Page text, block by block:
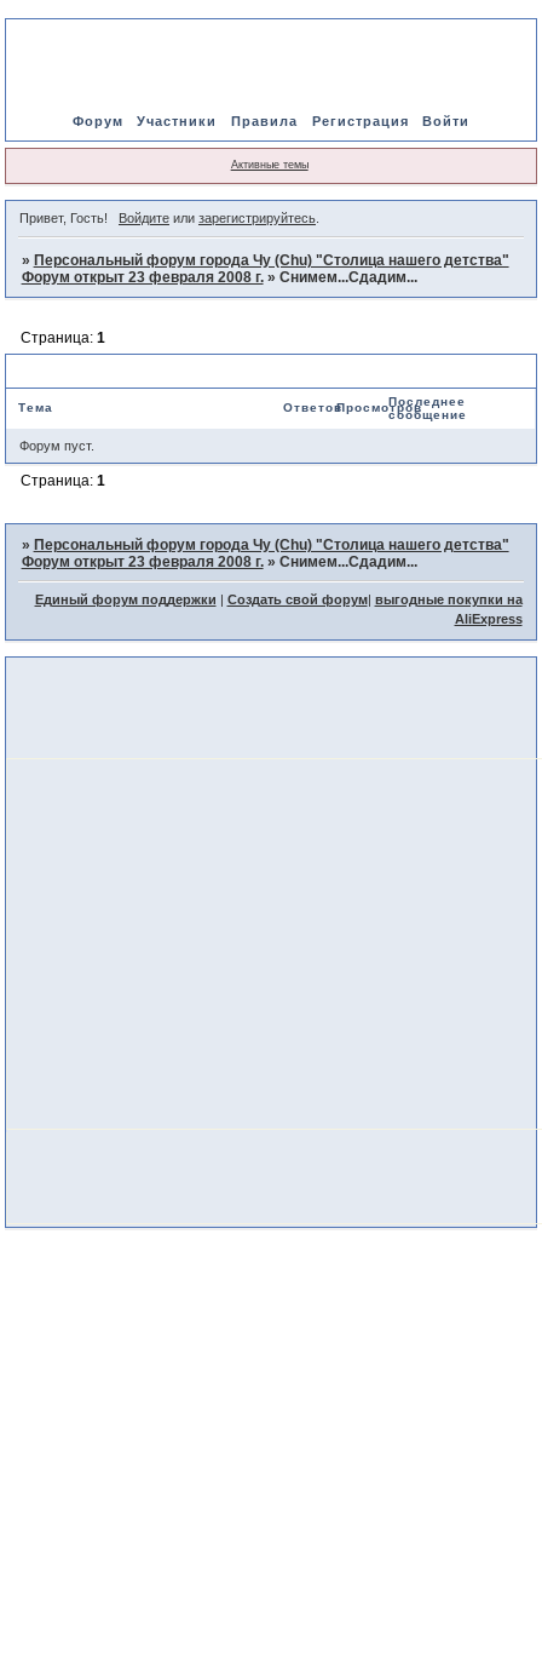
Форум Участники Правила Регистрация Войти
Активные темы
Привет, Гость! Войдитеили зарегистрируйтесь.
» Персональный форум города Чу (Chu) "Столица нашего детства"
Форум открыт 23 февраля 2008 г. » Снимем...Сдадим...
Страница: 1
Тема ОтветовПросмотровПоследнее
сообщение
Форум пуст.
Страница: 1
» Персональный форум города Чу (Chu) "Столица нашего детства"
Форум открыт 23 февраля 2008 г. » Снимем...Сдадим...
Единый форум поддержки Создать свой форум| выгодные покупки на
AliExpress